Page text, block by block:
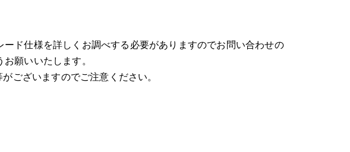
れる？
ド仕様を詳しくお調べする必要がありますのでお問い合わせの
願いいたします。
ございますのでご注意ください。